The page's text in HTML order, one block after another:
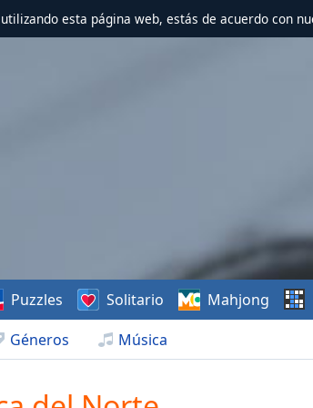
esta página web, estás de acuerdo con
Géneros Música
Puzzles Solitario Mahjong